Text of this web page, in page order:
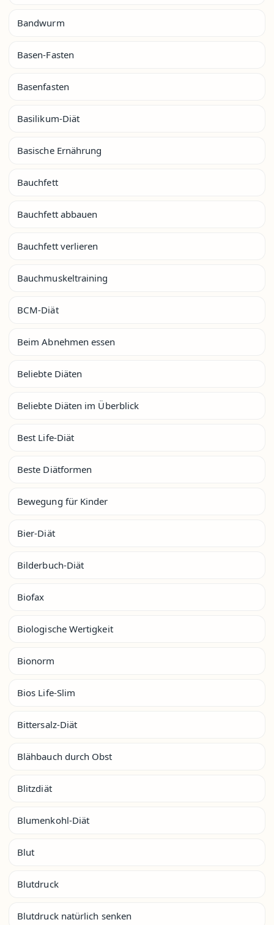
Bandwurm
Basen-Fasten
Basenfasten
Basilikum-Diät
Basische Ernährung
Bauchfett
Bauchfett abbauen
Bauchfett verlieren
Bauchmuskeltraining
BCM-Diät
Beim Abnehmen essen
Beliebte Diäten
Beliebte Diäten im Überblick
Best Life-Diät
Beste Diätformen
Bewegung für Kinder
Bier-Diät
Bilderbuch-Diät
Biofax
Biologische Wertigkeit
Bionorm
Bios Life-Slim
Bittersalz-Diät
Blähbauch durch Obst
Blitzdiät
Blumenkohl-Diät
Blut
Blutdruck
Blutdruck natürlich senken